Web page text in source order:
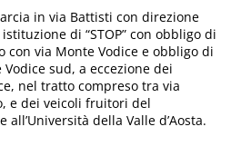
in via Battisti con direzione
di “STOP” con obbligo di
con via Monte Vodice e obbligo di
sud, a eccezione dei
nel tratto compreso tra via
e dei veicoli fruitori del
della Valle d’Aosta.